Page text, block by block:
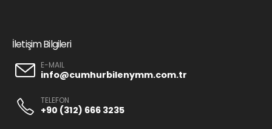
İletişim Bilgileri
E-MAIL
info@cumhurbilenymm.com.tr
TELEFON
+90 (312) 666 3235